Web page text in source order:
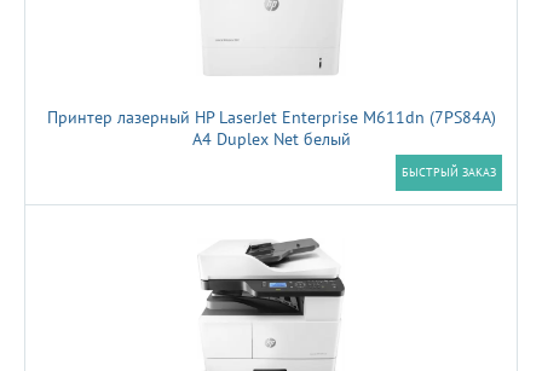
Принтер лазерный HP LaserJet Enterprise M611dn (7PS84A)
A4 Duplex Net белый
БЫСТРЫЙ ЗАКАЗ